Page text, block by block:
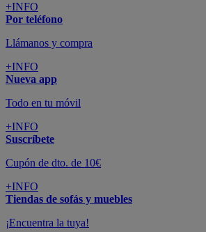
+INFO
Por teléfono
Llámanos y compra
+INFO
Nueva app
Todo en tu móvil
+INFO
Suscríbete
Cupón de dto. de 10€
+INFO
Tiendas de sofás y muebles
¡Encuentra la tuya!